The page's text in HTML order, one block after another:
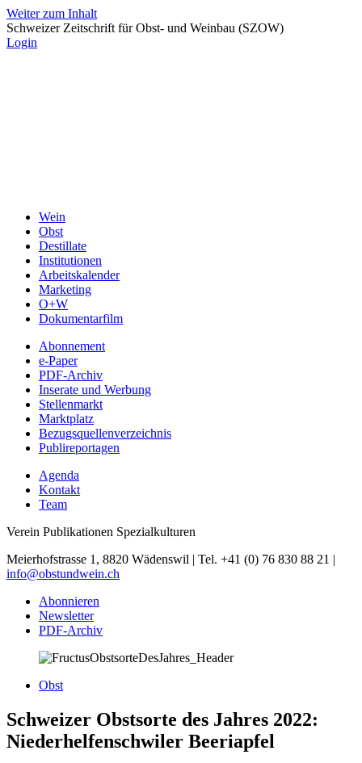
Weiter zum Inhalt
Schweizer Zeitschrift für Obst- und Weinbau (SZOW)
Login
Wein
Obst
Destillate
Institutionen
Arbeitskalender
Marketing
O+W
Dokumentarfilm
Abonnement
e-Paper
PDF-Archiv
Inserate und Werbung
Stellenmarkt
Marktplatz
Bezugsquellenverzeichnis
Publireportagen
Agenda
Kontakt
Team
Verein Publikationen Spezialkulturen
Meierhofstrasse 1, 8820 Wädenswil | Tel. +41 (0) 76 830 88 21 |
info@obstundwein.ch
Abonnieren
Newsletter
PDF-Archiv
Obst
Schweizer Obstsorte des Jahres 2022:
Niederhelfenschwiler Beeriapfel